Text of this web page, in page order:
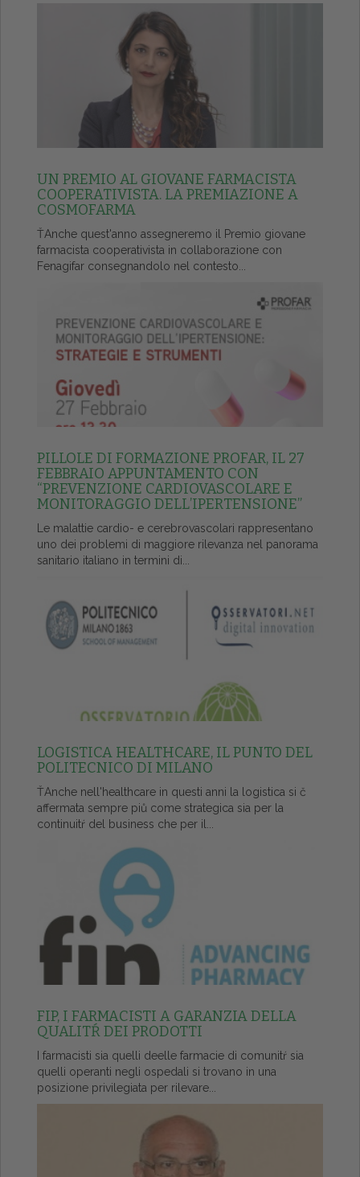
UN PREMIO AL GIOVANE FARMACISTA
COOPERATIVISTA. LA PREMIAZIONE A
COSMOFARMA
ŤAnche quest'anno assegneremo il Premio giovane
farmacista cooperativista in collaborazione con
Fenagifar consegnandolo nel contesto...
PILLOLE DI FORMAZIONE PROFAR, IL 27
FEBBRAIO APPUNTAMENTO CON
“PREVENZIONE CARDIOVASCOLARE E
MONITORAGGIO DELL’IPERTENSIONE”
Le malattie cardio- e cerebrovascolari rappresentano
uno dei problemi di maggiore rilevanza nel panorama
sanitario italiano in termini di...
LOGISTICA HEALTHCARE, IL PUNTO DEL
POLITECNICO DI MILANO
ŤAnche nell'healthcare in questi anni la logistica si č
affermata sempre piů come strategica sia per la
continuitŕ del business che per il...
FIP, I FARMACISTI A GARANZIA DELLA
QUALITŔ DEI PRODOTTI
I farmacisti sia quelli deelle farmacie di comunitŕ sia
quelli operanti negli ospedali si trovano in una
posizione privilegiata per rilevare...